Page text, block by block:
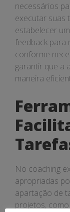
necessários
executar suas
estabelecer
feedback para
conforme
garantir que a
maneira
No coaching
apropriadas
apartação de
projetos,